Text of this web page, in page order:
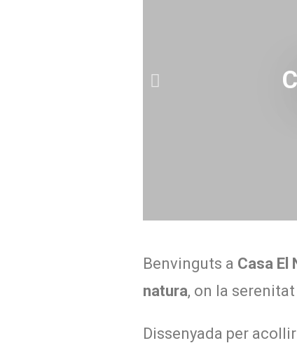
Benvinguts a Casa El
natura, on la
Dissenyada per